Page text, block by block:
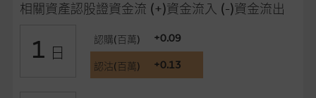
相關資產認股證資金流 (+)資金流入 (-)資金流出
1 日
認購(百萬) +0.09
認沽(百萬) +0.13
整、合時及準確，對任何因任何形式(包括疏忽)由於網站內容的
或損毀，亦一概不會承擔責任或債務。
本使用條款的所有方面均受香港法例管限。